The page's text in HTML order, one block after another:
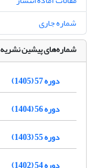
شماره جاری
شماره‌های پیشین نشریه
دوره 57 (1405)
دوره 56 (1404)
دوره 55 (1403)